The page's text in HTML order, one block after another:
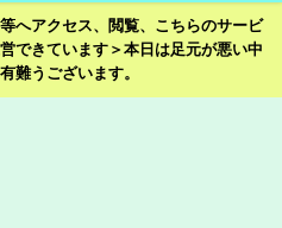
へアクセス、閲覧、こちらのサービ
できています＞本日は足元が悪い中
難うございます。